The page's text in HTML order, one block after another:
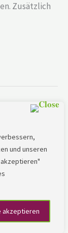
und unseren
akzeptieren"
akzeptieren
Zusätzlich
|
über die